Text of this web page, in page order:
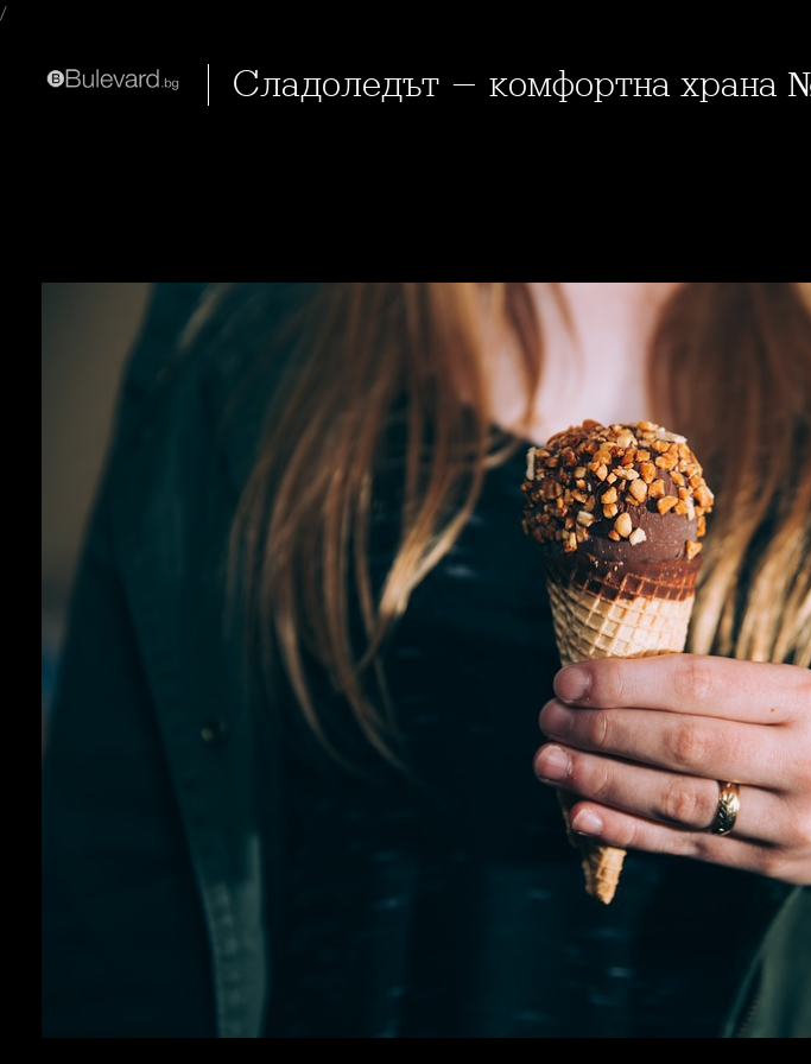
/
Сладоледът - комфортна храна